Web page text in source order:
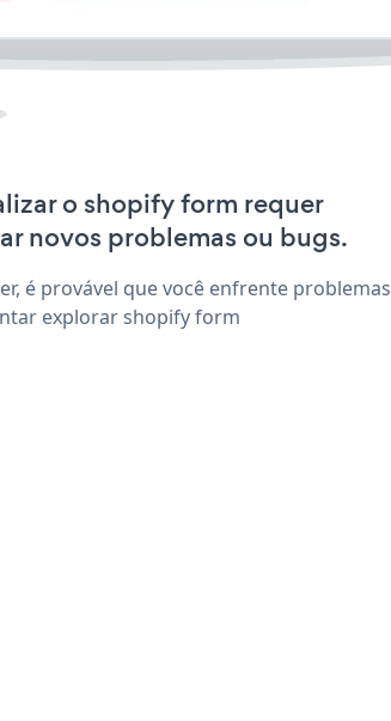
o shopify form requer
novos problemas ou bugs.
é provável que você enfrente problemas
explorar shopify form